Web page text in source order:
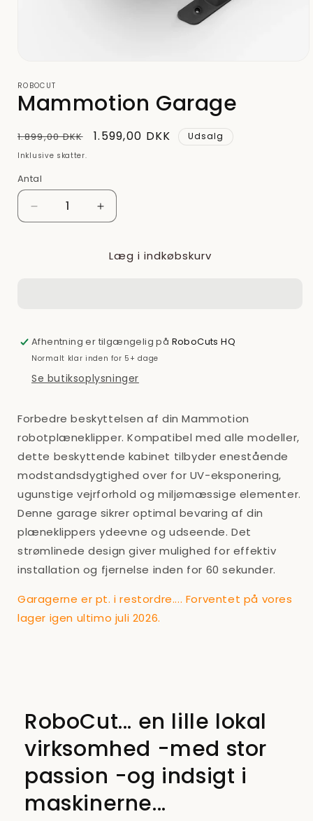
1
i
modus
ROBOCUT
Mammotion Garage
Normalpris
1.899,00 DKK Udsalgspris
1.599,00 DKK Udsalg
Inklusive skatter.
Antal
Reducer
antallet
Øg
antallet
Mammotion
Læg i indkøbskurv
Afhentning er tilgængelig på RoboCuts HQ
Normalt klar inden for 5+ dage
Se butiksoplysninger
Forbedre beskyttelsen af din Mammotion
robotplæneklipper. Kompatibel med alle modeller,
dette beskyttende kabinet tilbyder enestående
modstandsdygtighed over for UV-eksponering,
ugunstige vejrforhold og miljømæssige elementer.
Denne garage sikrer optimal bevaring af din
plæneklippers ydeevne og udseende. Det
strømlinede design giver mulighed for effektiv
installation og fjernelse inden for 60 sekunder.
Garagerne er pt. i restordre.... Forventet på vores
lager igen ultimo juli 2026.
RoboCut... en lille lokal
virksomhed -med stor
passion -og indsigt i
maskinerne...